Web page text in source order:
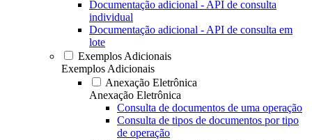
Documentação adicional - API de consulta
individual
Documentação adicional - API de consulta em
lote
Exemplos Adicionais
Exemplos Adicionais
Anexação Eletrônica
Anexação Eletrônica
Consulta de documentos de uma operação
Consulta de tipos de documentos por tipo
de operação